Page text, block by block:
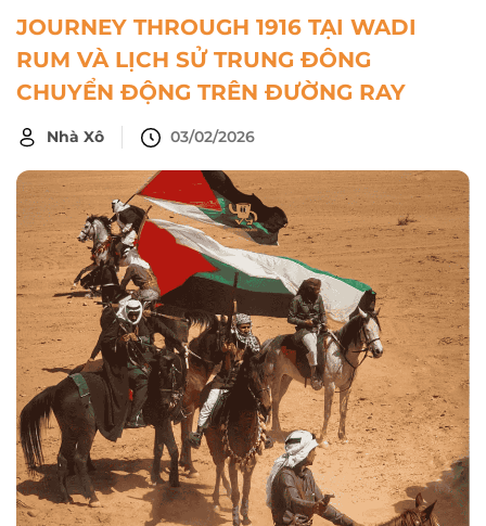
JOURNEY THROUGH 1916 TẠI WADI
RUM VÀ LỊCH SỬ TRUNG ĐÔNG
CHUYỂN ĐỘNG TRÊN ĐƯỜNG RAY
Nhà Xô 03/02/2026